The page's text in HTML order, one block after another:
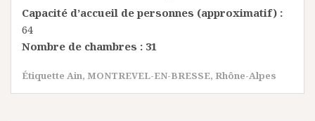
Capacité d’accueil de personnes (approximatif) :
64
Nombre de chambres : 31
Étiquette Ain, MONTREVEL-EN-BRESSE, Rhône-Alpes